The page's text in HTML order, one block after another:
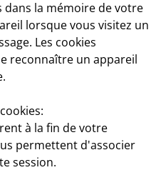
dans la mémoire de votre
lorsque vous visitez un
Les cookies
reconnaître un appareil
à la fin de votre
permettent d'associer
session.